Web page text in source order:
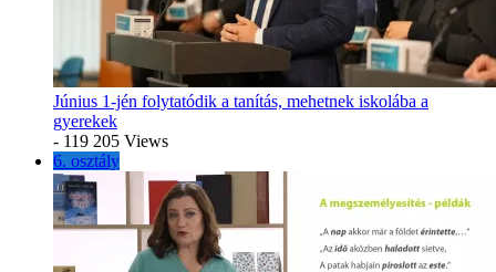
Június 1-jén folytatódik a tanítás, mehetnek iskolába a
gyerekek
- 119 205 Views
6. osztály